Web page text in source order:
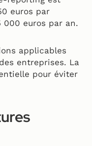
euros par
euros par an.
applicables
entreprises. La
pour éviter